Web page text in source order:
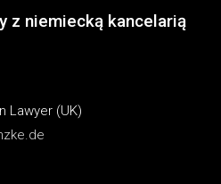
z niemiecką kancelarią
Lawyer (UK)